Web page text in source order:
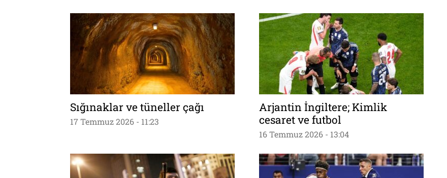
Sığınaklar ve tüneller çağı
17 Temmuz 2026 - 11:23
Arjantin İngiltere; Kimlik
cesaret ve futbol
16 Temmuz 2026 - 13:04